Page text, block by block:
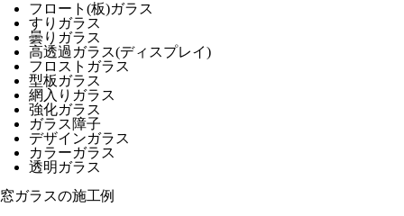
フロート(板)ガラス
すりガラス
曇りガラス
高透過ガラス(ディスプレイ)
フロストガラス
型板ガラス
網入りガラス
強化ガラス
ガラス障子
デザインガラス
カラーガラス
透明ガラス
窓ガラスの施工例